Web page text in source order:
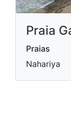
Praia
Praias
Nahariya